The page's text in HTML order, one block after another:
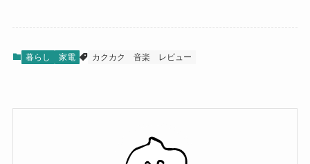
暮らし 家電 カクカク 音楽 レビュー